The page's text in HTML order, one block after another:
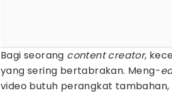
Bagi seorang content creator,
yang sering bertabrakan. Meng-
video butuh perangkat